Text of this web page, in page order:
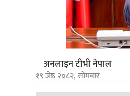
अनलाइन टीभी नेपाल
१९ जेष्ठ २०८२, सोमबार